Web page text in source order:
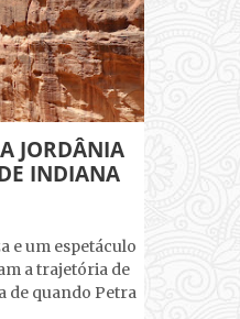
JORDÂNIA
INDIANA
e um espetáculo
a trajetória de
de quando Petra